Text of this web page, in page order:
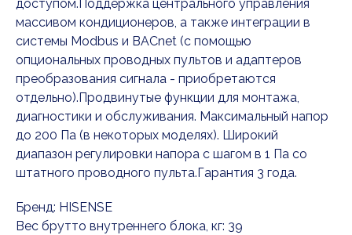
доступом.Поддержка центрального управления
массивом кондиционеров, а также интеграции в
системы Modbus и BACnet (с помощью
опциональных проводных пультов и адаптеров
преобразования сигнала - приобретаются
отдельно).Продвинутые функции для монтажа,
диагностики и обслуживания. Максимальный напор
до 200 Па (в некоторых моделях). Широкий
диапазон регулировки напора с шагом в 1 Па со
штатного проводного пульта.Гарантия 3 года.
Бренд: HISENSE
Вес брутто внутреннего блока, кг: 39